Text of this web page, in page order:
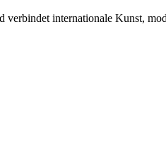
internationale Kunst,